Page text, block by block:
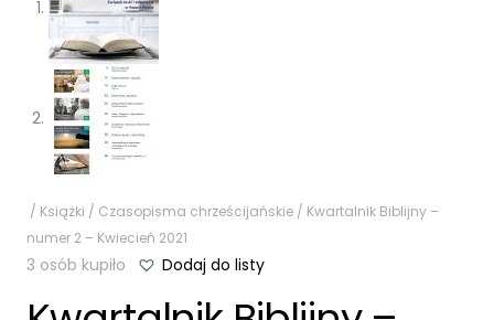
/ Książki / Czasopisma chrześcijańskie / Kwartalnik Biblijny –
numer 2 – Kwiecień 2021
3 osób kupiło Dodaj do listy